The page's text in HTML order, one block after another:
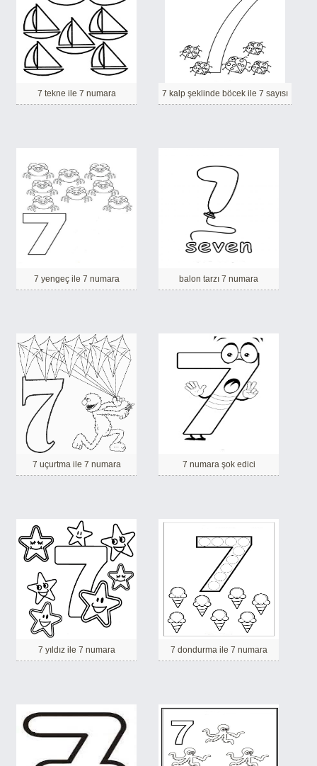
7 tekne ile 7 numara 7 kalp şeklinde böcek ile 7 sayısı
7 yengeç ile 7 numara balon tarzı 7 numara
7 uçurtma ile 7 numara 7 numara şok edici
7 yıldız ile 7 numara 7 dondurma ile 7 numara